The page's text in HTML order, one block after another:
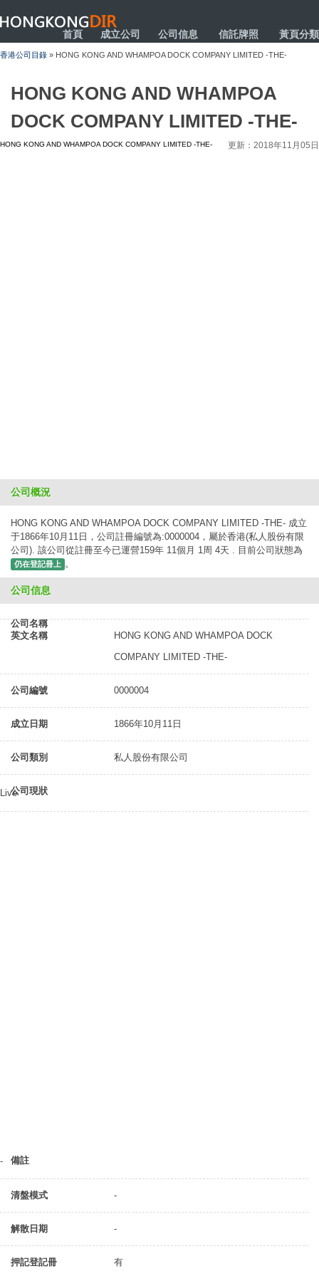
HONGKONGDIR
首頁 成立公司 公司信息 信託牌照 黃頁分類
香港公司目錄 » HONG KONG AND WHAMPOA DOCK COMPANY LIMITED -THE-
HONG KONG AND WHAMPOA
DOCK COMPANY LIMITED -THE-
HONG KONG AND WHAMPOA DOCK COMPANY LIMITED -THE- 更新：2018年11月05日
公司概況
HONG KONG AND WHAMPOA DOCK COMPANY LIMITED -THE- 成立
于1866年10月11日，公司註冊編號為:0000004，屬於香港(私人股份有限
公司). 該公司從註冊至今已運營159年 11個月 1周 4天 . 目前公司狀態為
仍在登記冊上 。
公司信息
公司名稱
英文名稱
HONG KONG AND WHAMPOA DOCK
COMPANY LIMITED -THE-
公司編號 0000004
成立日期 1866年10月11日
公司類別 私人股份有限公司
公司現狀
Live
備註
-
清盤模式 -
解散日期 -
押記登記冊 有